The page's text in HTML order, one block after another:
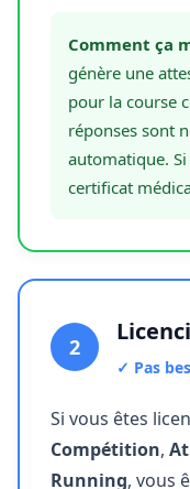
Comment ça
génère une
pour la course
réponses sont
automatique.
certificat
2
✓ Pas
Si vous êtes
Compétition,
Running, vous